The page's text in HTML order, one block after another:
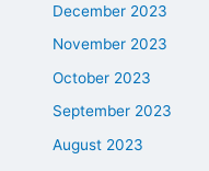
December 2023
November 2023
October 2023
September 2023
August 2023